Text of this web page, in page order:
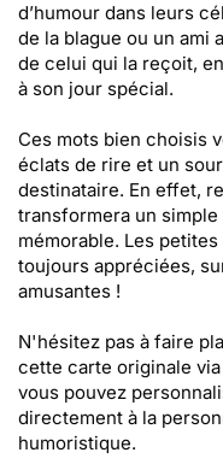
d’humour dans leurs
de la blague ou un
de celui qui la reçoit,
à son jour spécial.
Ces mots bien choisis
éclats de rire et un
destinataire. En effet,
transformera un
mémorable. Les
toujours appréciées,
amusantes !
N'hésitez pas à faire
cette carte originale
vous pouvez
directement à la
humoristique.